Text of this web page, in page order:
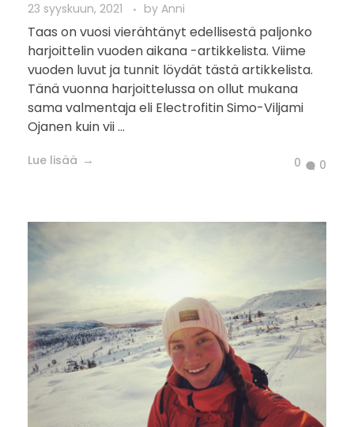
23 syyskuun, 2021 by Anni
Taas on vuosi vierähtänyt edellisestä paljonko
harjoittelin vuoden aikana -artikkelista. Viime
vuoden luvut ja tunnit löydät tästä artikkelista.
Tänä vuonna harjoittelussa on ollut mukana
sama valmentaja eli Electrofitin Simo-Viljami
Ojanen kuin vii ...
Lue lisää 0 0